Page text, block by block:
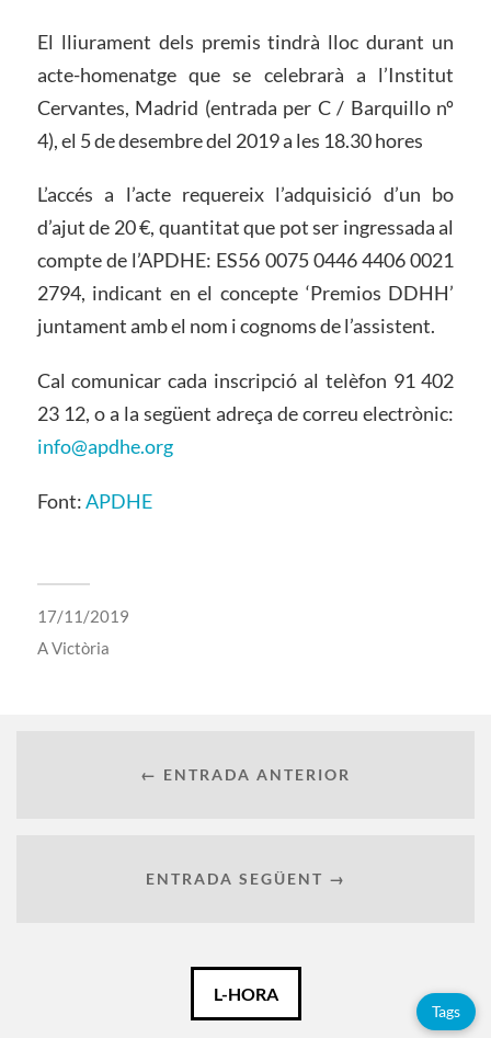
El lliurament dels premis tindrà lloc durant un
acte-homenatge que se celebrarà a l’Institut
Cervantes, Madrid (entrada per C / Barquillo nº
4), el 5 de desembre del 2019 a les 18.30 hores
L’accés a l’acte requereix l’adquisició d’un bo
d’ajut de 20 €, quantitat que pot ser ingressada al
compte de l’APDHE: ES56 0075 0446 4406 0021
2794, indicant en el concepte ‘Premios DDHH’
juntament amb el nom i cognoms de l’assistent.
Cal comunicar cada inscripció al telèfon 91 402
23 12, o a la següent adreça de correu electrònic:
info@apdhe.org
Font:APDHE
17/11/2019
AVictòria
← ENTRADA ANTERIOR
ENTRADA SEGÜENT →
L-HORA
Tags